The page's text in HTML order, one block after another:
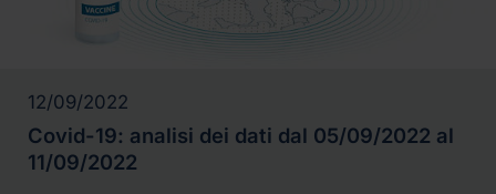
12/09/2022
Covid-19: analisi dei dati dal 05/09/2022 al
11/09/2022